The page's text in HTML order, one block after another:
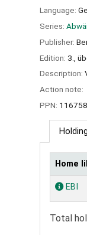
Language:
Series:
Publisher:
Edition: 3.,
Description:
Action note:
PPN:
Holdings
Home
EBI
Total